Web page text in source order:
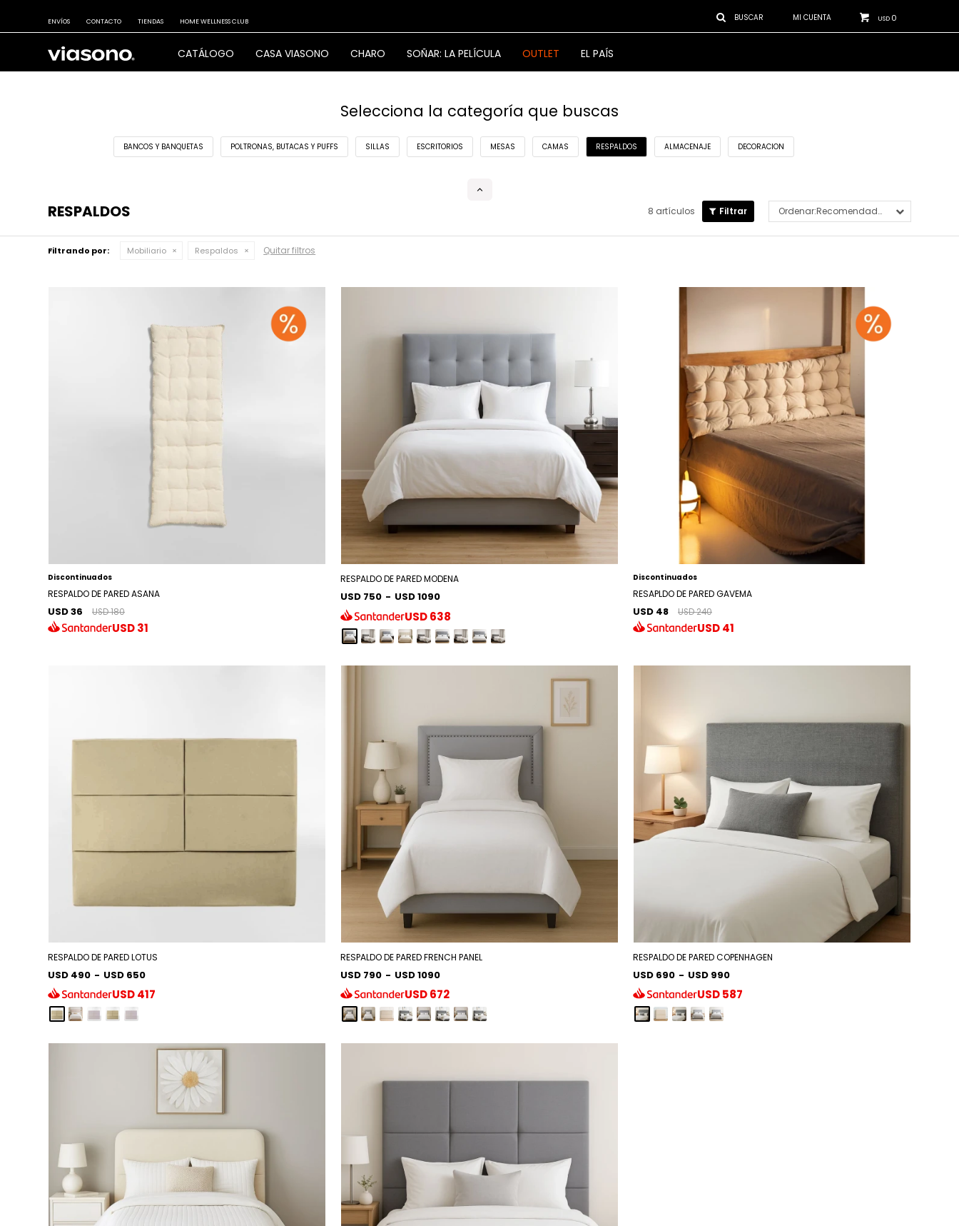
CATÁLOGO CASA VIASONO CHARO SOÑAR: LA PELÍCULA OUTLET EL PAÍS
USD 0
ENVÍOS CONTACTO TIENDAS HOME WELLNESS CLUB
Selecciona la categoría que buscas
BANCOS Y BANQUETAS POLTRONAS, BUTACAS Y PUFFS SILLAS ESCRITORIOS MESAS CAMAS RESPALDOS ALMACENAJE DECORACION
RESPALDOS 8 artículos Recomendados
Filtrando por: Mobiliario Respaldos Quitar filtros
Discontinuados
RESPALDO DE PARED ASANA
USD 36 USD 180
USD31
RESPALDO DE PARED MODENA
USD 750 - USD 1090
USD638
Discontinuados
RESAPLDO DE PARED GAVEMA
USD 48 USD 240
USD41
RESPALDO DE PARED LOTUS
USD 490 - USD 650
USD417
RESPALDO DE PARED FRENCH PANEL
USD 790 - USD 1090
USD672
RESPALDO DE PARED COPENHAGEN
USD 690 - USD 990
USD587